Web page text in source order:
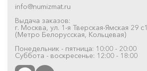
info@numizmat.ru
Выдача заказов:
г. Москва, ул. 1-я Тверская-Ямская 29 с1
(Метро Белорусская, Кольцевая)
Понедельник - пятница: 10:00 - 20:00
Суббота - воскресенье: 12:00 - 18:00